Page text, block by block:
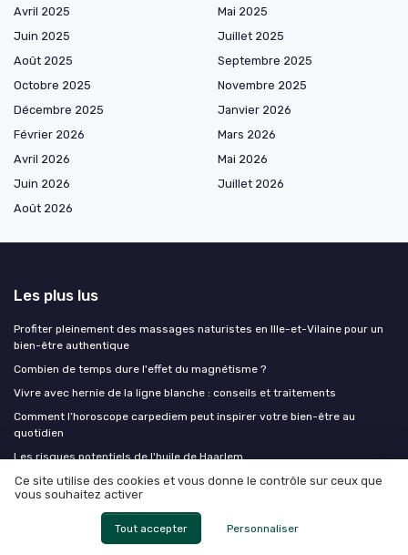
Avril 2025
Mai 2025
Juin 2025
Juillet 2025
Août 2025
Septembre 2025
Octobre 2025
Novembre 2025
Décembre 2025
Janvier 2026
Février 2026
Mars 2026
Avril 2026
Mai 2026
Juin 2026
Juillet 2026
Août 2026
Les plus lus
Profiter pleinement des massages naturistes en Ille-et-Vilaine pour un
bien-être authentique
Combien de temps dure l'effet du magnétisme ?
Vivre avec hernie de la ligne blanche : conseils et traitements
Comment l’horoscope carpediem peut inspirer votre bien-être au
quotidien
Les risques potentiels de l'huile de Haarlem
Les derniers articles
Le JOMO fitness : et si ralentir devenait votre meilleur entraînement ?
Ce site utilise des cookies et vous donne le contrôle sur ceux que
vous souhaitez activer
Tout accepter Personnaliser